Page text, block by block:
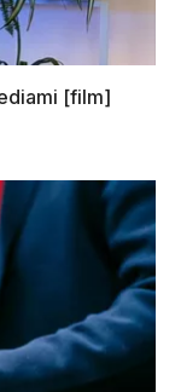
[film]